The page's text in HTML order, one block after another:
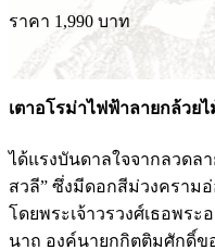
ราคา 1,990 บาท
เตาอโรม่าไฟฟ้าลายกล้วย
ได้แรงบันดาลใจจากลวดล
สวลี” ซึ่งมีดอกสีม่วงคราม
โดยพระเจ้าวรวงศ์เธอพร
นาถ องค์นายกกิตติมศักดิ์ข